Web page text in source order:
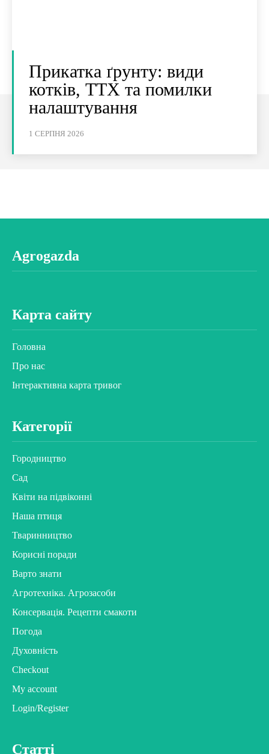
Прикатка ґрунту: види
котків, ТТХ та помилки
налаштування
1 СЕРПНЯ 2026
Agrogazda
Карта сайту
Головна
Про нас
Інтерактивна карта тривог
Категорії
Городництво
Сад
Квіти на підвіконні
Наша птиця
Тваринництво
Корисні поради
Варто знати
Агротехніка. Агрозасоби
Консервація. Рецепти смакоти
Погода
Духовність
Checkout
My account
Login/Register
Статті